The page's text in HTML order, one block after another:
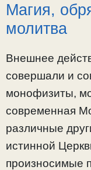
Магия,
молитва
Внешнее
совершали и
монофизиты,
современная
различные
истинной
произносимые